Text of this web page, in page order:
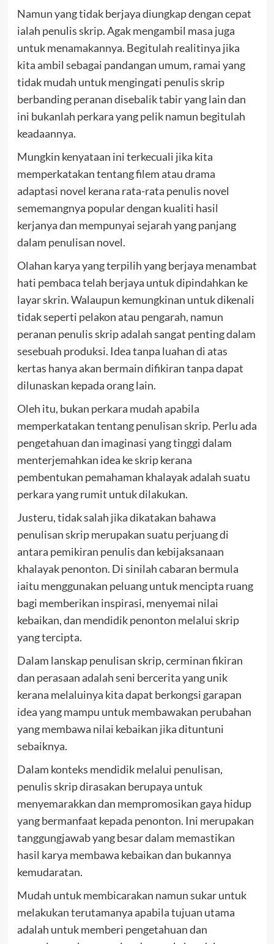
Namun yang tidak berjaya diungkap dengan cepat
ialah penulis skrip. Agak mengambil masa juga
untuk menamakannya. Begitulah realitinya jika
kita ambil sebagai pandangan umum, ramai yang
tidak mudah untuk mengingati penulis skrip
berbanding peranan disebalik tabir yang lain dan
ini bukanlah perkara yang pelik namun begitulah
keadaannya.
Mungkin kenyataan ini terkecuali jika kita
memperkatakan tentang filem atau drama
adaptasi novel kerana rata-rata penulis novel
sememangnya popular dengan kualiti hasil
kerjanya dan mempunyai sejarah yang panjang
dalam penulisan novel.
Olahan karya yang terpilih yang berjaya menambat
hati pembaca telah berjaya untuk dipindahkan ke
layar skrin. Walaupun kemungkinan untuk dikenali
tidak seperti pelakon atau pengarah, namun
peranan penulis skrip adalah sangat penting dalam
sesebuah produksi. Idea tanpa luahan di atas
kertas hanya akan bermain difikiran tanpa dapat
dilunaskan kepada orang lain.
Oleh itu, bukan perkara mudah apabila
memperkatakan tentang penulisan skrip. Perlu ada
pengetahuan dan imaginasi yang tinggi dalam
menterjemahkan idea ke skrip kerana
pembentukan pemahaman khalayak adalah suatu
perkara yang rumit untuk dilakukan.
Justeru, tidak salah jika dikatakan bahawa
penulisan skrip merupakan suatu perjuang di
antara pemikiran penulis dan kebijaksanaan
khalayak penonton. Di sinilah cabaran bermula
iaitu menggunakan peluang untuk mencipta ruang
bagi memberikan inspirasi, menyemai nilai
kebaikan, dan mendidik penonton melalui skrip
yang tercipta.
Dalam lanskap penulisan skrip, cerminan fikiran
dan perasaan adalah seni bercerita yang unik
kerana melaluinya kita dapat berkongsi garapan
idea yang mampu untuk membawakan perubahan
yang membawa nilai kebaikan jika dituntuni
sebaiknya.
Dalam konteks mendidik melalui penulisan,
penulis skrip dirasakan berupaya untuk
menyemarakkan dan mempromosikan gaya hidup
yang bermanfaat kepada penonton. Ini merupakan
tanggungjawab yang besar dalam memastikan
hasil karya membawa kebaikan dan bukannya
kemudaratan.
Mudah untuk membicarakan namun sukar untuk
melakukan terutamanya apabila tujuan utama
adalah untuk memberi pengetahuan dan